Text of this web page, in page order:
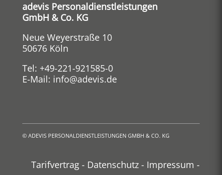
adevis Personaldienstleistungen
GmbH & Co. KG
Neue Weyerstraße 10
50676 Köln
Tel: +49-221-921585-0
E-Mail: info@adevis.de
© ADEVIS PERSONALDIENSTLEISTUNGEN GMBH & CO. KG
Tarifvertrag - Datenschutz - Impressum -